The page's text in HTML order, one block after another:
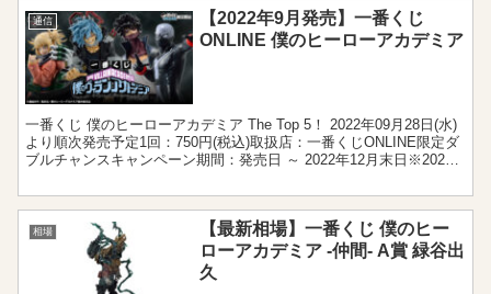
通信
【2022年9月発売】一番くじ
ONLINE 僕のヒーローアカデミア
一番くじ 僕のヒーローアカデミア The Top 5！ 2022年09月28日(水)
より順次発売予定1回：750円(税込)取扱店：一番くじONLINE限定ダ
ブルチャンスキャンペーン期間：発売日 ～ 2022年12月末日※2022
相場
【最新相場】一番くじ 僕のヒー
ローアカデミア -仲間- A賞 緑谷出
久